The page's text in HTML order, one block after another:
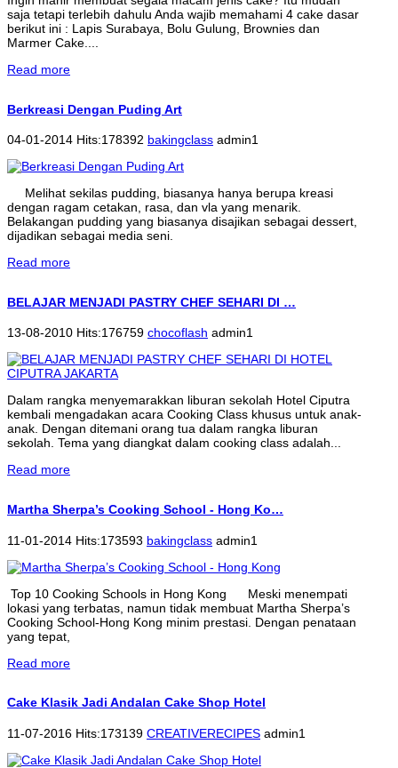
saja tetapi terlebih dahulu Anda wajib memahami 4 cake dasar
berikut ini : Lapis Surabaya, Bolu Gulung, Brownies dan
Marmer Cake....
Read more
Berkreasi Dengan Puding Art
04-01-2014 Hits:178392 bakingclass admin1
Melihat sekilas pudding, biasanya hanya berupa kreasi
dengan ragam cetakan, rasa, dan vla yang menarik.
Belakangan pudding yang biasanya disajikan sebagai dessert,
dijadikan sebagai media seni.
Read more
BELAJAR MENJADI PASTRY CHEF SEHARI DI …
13-08-2010 Hits:176759 chocoflash admin1
Dalam rangka menyemarakkan liburan sekolah Hotel Ciputra
kembali mengadakan acara Cooking Class khusus untuk anak-
anak. Dengan ditemani orang tua dalam rangka liburan
sekolah. Tema yang diangkat dalam cooking class adalah...
Read more
Martha Sherpa’s Cooking School - Hong Ko…
11-01-2014 Hits:173593 bakingclass admin1
Top 10 Cooking Schools in Hong Kong Meski menempati
lokasi yang terbatas, namun tidak membuat Martha Sherpa’s
Cooking School-Hong Kong minim prestasi. Dengan penataan
yang tepat,
Read more
Cake Klasik Jadi Andalan Cake Shop Hotel
11-07-2016 Hits:173139 CREATIVERECIPES admin1